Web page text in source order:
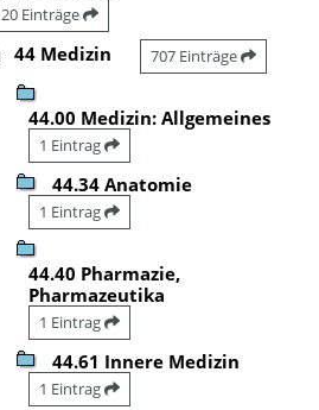
20 Einträge
44 Medizin 707 Einträge
44.00 Medizin: Allgemeines
1 Eintrag
44.34 Anatomie
1 Eintrag
44.40 Pharmazie,
Pharmazeutika
1 Eintrag
44.61 Innere Medizin
1 Eintrag